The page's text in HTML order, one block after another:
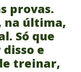
provas.
na última,
Só que
e
treinar,